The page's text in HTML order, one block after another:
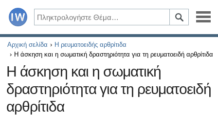
Ασθένειες
Συμπτώματα
Φάρμακα και συμπληρώματα
Υγιεινός τρόπος ζωής
Αρχική σελίδα
Η ρευματοειδής αρθρίτιδα
Η άσκηση και η σωματική δραστηριότητα για τη ρευματοειδή αρθρίτιδα
Η άσκηση και η σωματική
δραστηριότητα για τη ρευματοειδή
αρθρίτιδα